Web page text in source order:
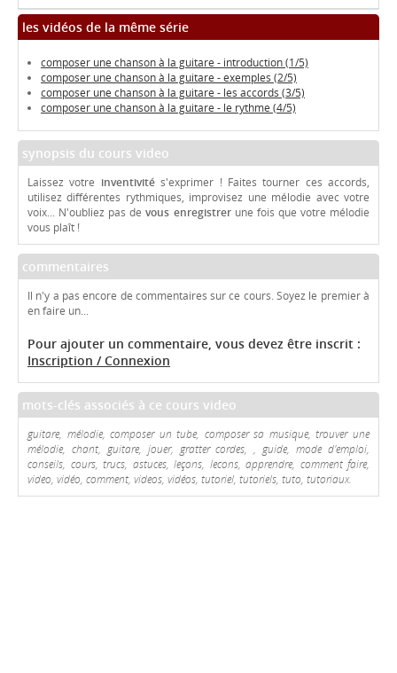
les vidéos de la même série
composer une chanson à la guitare - introduction (1/5)
composer une chanson à la guitare - exemples (2/5)
composer une chanson à la guitare - les accords (3/5)
composer une chanson à la guitare - le rythme (4/5)
synopsis du cours video
Laissez votre inventivités'exprimer ! Faites tourner ces accords,
utilisez différentes rythmiques, improvisez une mélodie avec votre
voix... N'oubliez pas devous enregistrerune fois que votre mélodie
vous plaît !
commentaires
Il n'y a pas encore de commentaires sur ce cours. Soyez le premier à
en faire un...
Pour ajouter un commentaire, vous devez être inscrit :
Inscription / Connexion
mots-clés associés à ce cours video
guitare, mélodie, composer un tube, composer sa musique, trouver une
mélodie, chant, guitare, jouer, gratter cordes, , guide, mode d'emploi,
conseils, cours, trucs, astuces, leçons, lecons, apprendre, comment faire,
video, vidéo, comment, videos, vidéos, tutoriel, tutoriels, tuto, tutoriaux.